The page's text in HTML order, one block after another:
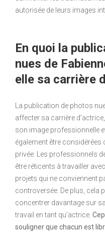
autorisée de leurs images
En quoi la
nues de
elle sa carrière
La publication de photos
affecter sa carrière
son image professionnelle
également être
privée. Les professionnels
être réticents à travailler
projets qui ne conviennent
controversée. De plus, cela
concentrer davantage sur
travail en tant qu’actrice.
souligner que chacun est